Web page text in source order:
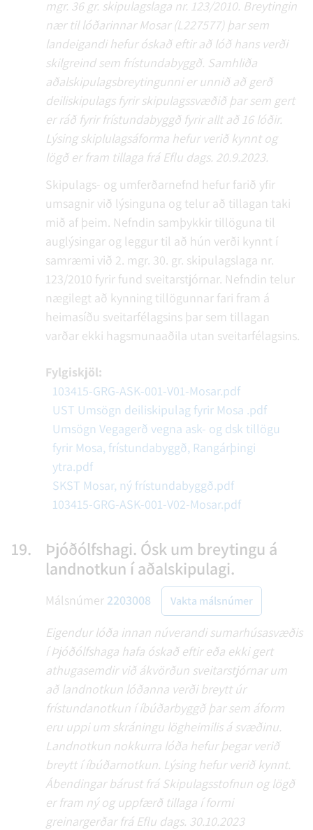
mgr. 36 gr. skipulagslaga nr. 123/2010. Breytingin
nær til lóðarinnar Mosar (L227577) þar sem
landeigandi hefur óskað eftir að lóð hans verði
skilgreind sem frístundabyggð. Samhliða
aðalskipulagsbreytingunni er unnið að gerð
deiliskipulags fyrir skipulagssvæðið þar sem gert
er ráð fyrir frístundabyggð fyrir allt að 16 lóðir.
Lýsing skiplulagsáforma hefur verið kynnt og
lögð er fram tillaga frá Eflu dags. 20.9.2023.
Skipulags- og umferðarnefnd hefur farið yfir
umsagnir við lýsinguna og telur að tillagan taki
mið af þeim. Nefndin samþykkir tillöguna til
auglýsingar og leggur til að hún verði kynnt í
samræmi við 2. mgr. 30. gr. skipulagslaga nr.
123/2010 fyrir fund sveitarstjórnar. Nefndin telur
nægilegt að kynning tillögunnar fari fram á
heimasíðu sveitarfélagsins þar sem tillagan
varðar ekki hagsmunaaðila utan sveitarfélagsins.
Fylgiskjöl:
103415-GRG-ASK-001-V01-Mosar.pdf
UST Umsögn deiliskipulag fyrir Mosa .pdf
Umsögn Vegagerð vegna ask- og dsk tillögu
fyrir Mosa, frístundabyggð, Rangárþingi
ytra.pdf
SKST Mosar, ný frístundabyggð.pdf
103415-GRG-ASK-001-V02-Mosar.pdf
19.
Þjóðólfshagi. Ósk um breytingu á
landnotkun í aðalskipulagi.
Málsnúmer 2203008 Vakta málsnúmer
Eigendur lóða innan núverandi sumarhúsasvæðis
í Þjóðólfshaga hafa óskað eftir eða ekki gert
athugasemdir við ákvörðun sveitarstjórnar um
að landnotkun lóðanna verði breytt úr
frístundanotkun í íbúðarbyggð þar sem áform
eru uppi um skráningu lögheimilis á svæðinu.
Landnotkun nokkurra lóða hefur þegar verið
breytt í íbúðarnotkun. Lýsing hefur verið kynnt.
Ábendingar bárust frá Skipulagsstofnun og lögð
er fram ný og uppfærð tillaga í formi
greinargerðar frá Eflu dags. 30.10.2023